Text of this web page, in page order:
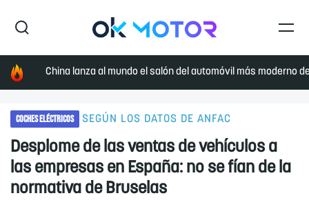
China lanza al mundo el salón del automóvil más moderno
COCHES ELÉCTRICOS SEGÚN LOS DATOS DE ANFAC
Desplome de las ventas de vehículos a
las empresas en España: no se fían de la
normativa de Bruselas